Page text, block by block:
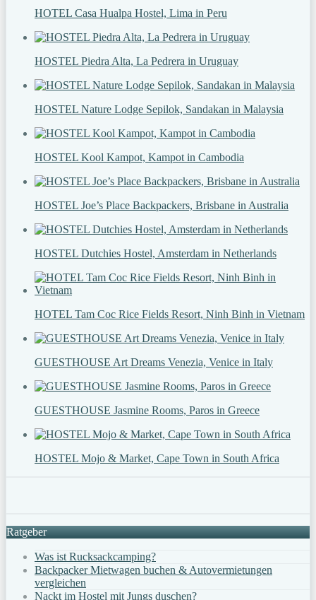
HOTEL Casa Hualpa Hostel, Lima in Peru
HOSTEL Piedra Alta, La Pedrera in Uruguay
HOSTEL Nature Lodge Sepilok, Sandakan in Malaysia
HOSTEL Kool Kampot, Kampot in Cambodia
HOSTEL Joe’s Place Backpackers, Brisbane in Australia
HOSTEL Dutchies Hostel, Amsterdam in Netherlands
HOTEL Tam Coc Rice Fields Resort, Ninh Binh in Vietnam
GUESTHOUSE Art Dreams Venezia, Venice in Italy
GUESTHOUSE Jasmine Rooms, Paros in Greece
HOSTEL Mojo & Market, Cape Town in South Africa
Ratgeber
Was ist Rucksackcamping?
Backpacker Mietwagen buchen & Autovermietungen
vergleichen
Nackt im Hostel mit Jungs duschen?